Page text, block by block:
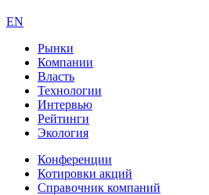
EN
Рынки
Компании
Власть
Технологии
Интервью
Рейтинги
Экология
Конференции
Котировки акций
Справочник компаний